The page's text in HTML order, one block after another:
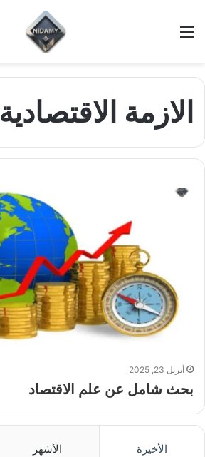
القائمة
الازمة الاقتصادية 1929
أبريل 23, 2025
بحث شامل عن علم الاقتصاد
الأخيرة الأشهر